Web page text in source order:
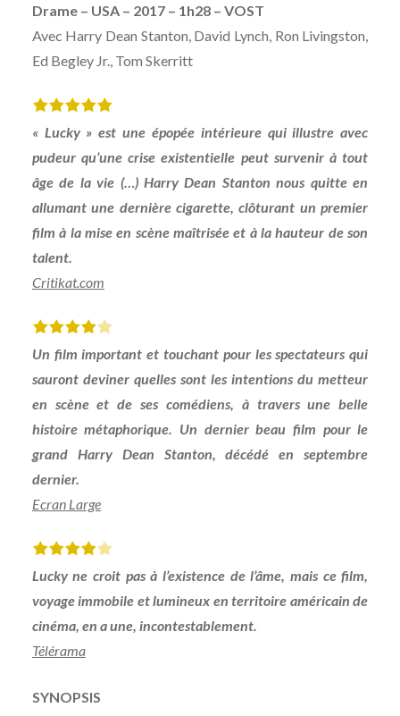
Drame – USA – 2017 – 1h28– VOST
Avec Harry Dean Stanton, David Lynch, Ron Livingston,
Ed Begley Jr., Tom Skerritt
« Lucky » est une épopée intérieure qui illustre avec
pudeur qu’une crise existentielle peut survenir à tout
âge de la vie (…) Harry Dean Stanton nous quitte en
allumant une dernière cigarette, clôturant un premier
film à la mise en scène maîtrisée et à la hauteur de son
talent.
Critikat.com
Un film important et touchant pour les spectateurs qui
sauront deviner quelles sont les intentions du metteur
en scène et de ses comédiens, à travers une belle
histoire métaphorique. Un dernier beau film pour le
grand Harry Dean Stanton, décédé en septembre
dernier.
Ecran Large
Lucky ne croit pas à l’existence de l’âme, mais ce film,
voyage immobile et lumi­neux en territoire américain de
cinéma, en a une, incontestablement.
Télérama
SYNOPSIS